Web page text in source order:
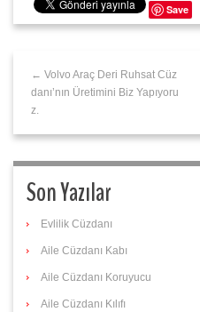
Save
← Volvo Araç Deri Ruhsat Cüz
danı’nın Üretimini Biz Yapıyoru
z.
Son Yazılar
Evlilik Cüzdanı
Aile Cüzdanı Kabı
Aile Cüzdanı Koruyucu
Aile Cüzdanı Kılıfı